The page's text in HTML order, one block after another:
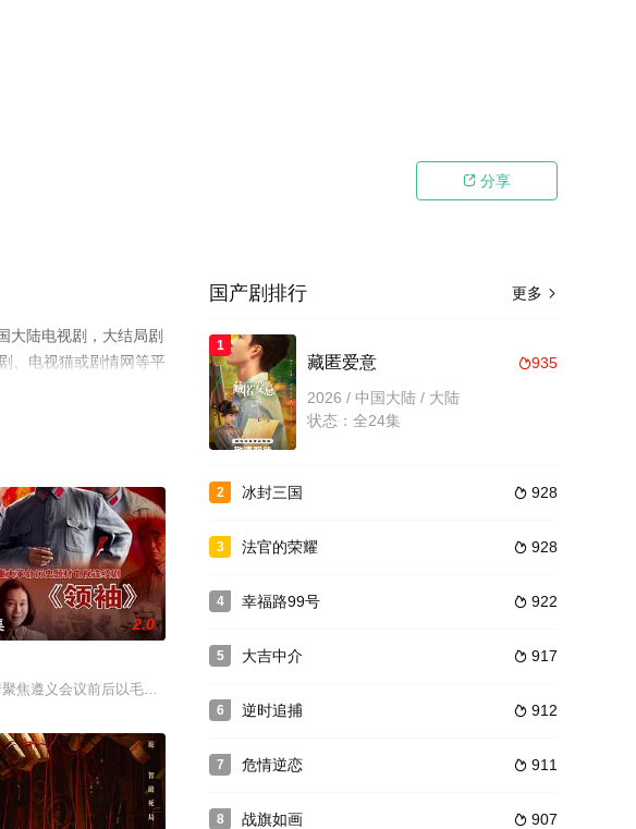
 分享
大陆电视剧，大结局剧
、电视猫或剧情网等平
上街卖炊饼。弟弟武松则人高马大，自
，被迫融入一个全然陌生的家庭。她凭借潜藏的本能应对周遭危机，却对关
造机会回到了天山脚下石榴飘香的地方，替母亲承担起了其倾注半生心血却濒临关闭的“红石榴”餐厅
2.0
焦遵义会议前后以毛泽东为核心的第一代领导人的奋斗历程。
更多 
国产剧排行
1
935
藏匿爱意
2026 / 中国大陆 / 大陆
状态：全24集
2  928
冰封三国
3  928
法官的荣耀
4  922
幸福路99号
5  917
大吉中介
6  912
逆时追捕
7  911
危情逆恋
8  907
战旗如画